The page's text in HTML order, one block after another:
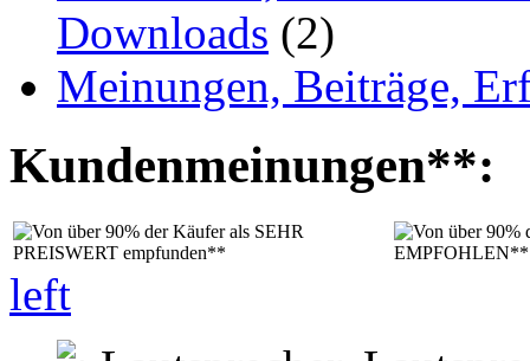
Downloads (2)
Meinungen, Beiträge,
Kundenmeinungen**:
left